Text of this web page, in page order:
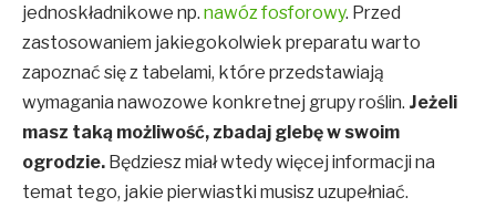
jednoskładnikowe np. nawóz fosforowy. Przed
zastosowaniem jakiegokolwiek preparatu warto
zapoznać się z tabelami, które przedstawiają
wymagania nawozowe konkretnej grupy roślin. Jeżeli
masz taką możliwość, zbadaj glebę w swoim
ogrodzie. Będziesz miał wtedy więcej informacji na
temat tego, jakie pierwiastki musisz uzupełniać.